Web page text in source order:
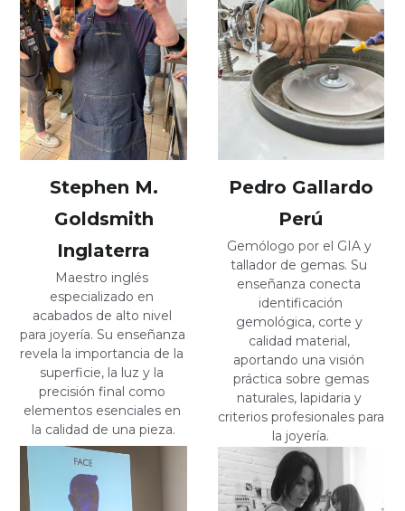
Stephen M.
Goldsmith
Inglaterra
Maestro inglés
especializado en
acabados de alto nivel
para joyería. Su enseñanza
revela la importancia de la
superficie, la luz y la
precisión final como
elementos esenciales en
la calidad de una pieza.
Pedro Gallardo
Perú
Gemólogo por el GIA y
tallador de gemas. Su
enseñanza conecta
identificación
gemológica, corte y
calidad material,
aportando una visión
práctica sobre gemas
naturales, lapidaria y
criterios profesionales para
la joyería.